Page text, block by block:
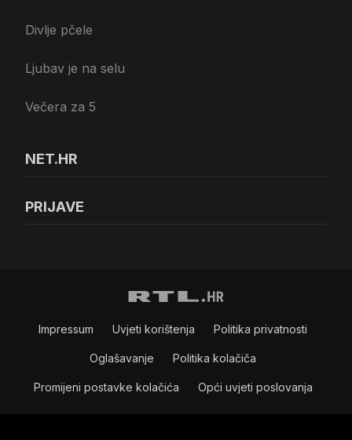
Divlje pčele
Ljubav je na selu
Večera za 5
NET.HR
PRIJAVE
Impressum Uvjeti korištenja Politika privatnosti
Oglašavanje Politika kolačiča
Promijeni postavke kolačića Opći uvjeti poslovanja